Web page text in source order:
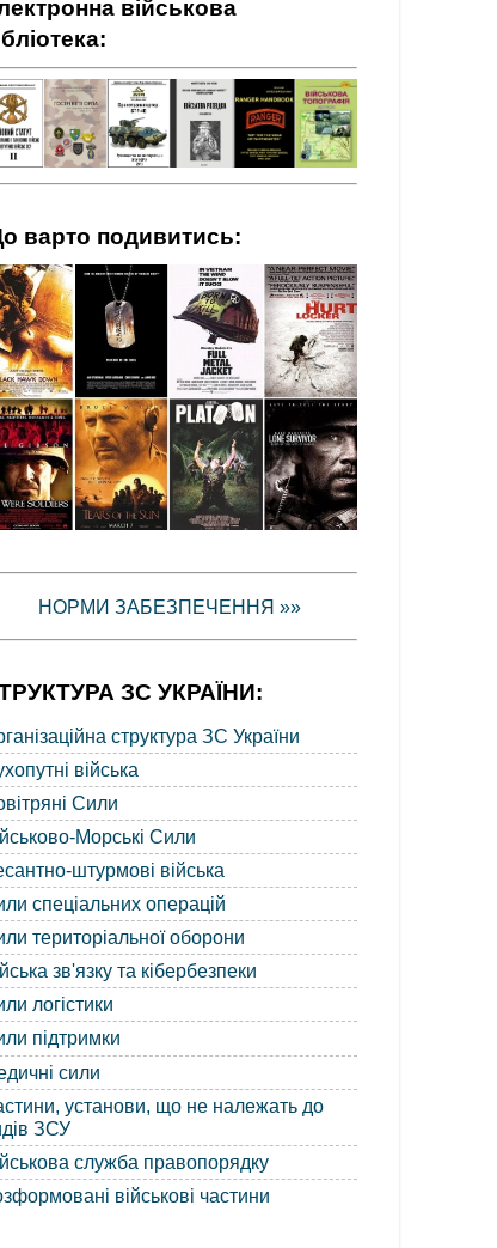
військова
варто подивитись:
НОРМИ ЗАБЕЗПЕЧЕННЯ »»
ЗС УКРАЇНИ:
структура ЗС України
війська
Сили
Морські Сили
штурмові війська
спеціальних операцій
територіальної оборони
зв'язку та кібербезпеки
логістики
підтримки
сили
установи, що не належать до
ЗСУ
служба правопорядку
військові частини